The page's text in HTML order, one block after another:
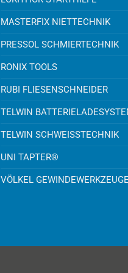
MASTERFIX NIETTECHNIK
PRESSOL SCHMIERTECHNIK
RONIX TOOLS
RUBI FLIESENSCHNEIDER
TELWIN
TELWIN SCHWEISSTECHNIK
UNI TAPTER®
VÖLKEL GEWINDEWERKZEUGE